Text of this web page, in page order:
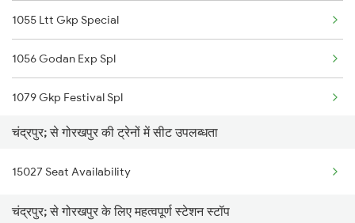
Chandrapura to Jasidih Trains
Chandrapura to Jolarpettai Trains
Chandrapura to Kharagpur Trains
Chandrapura to Kiul Trains
Chandrapura to Kishanganj Trains
1055 Ltt Gkp Special
1056 Godan Exp Spl
1079 Gkp Festival Spl
1080 Ltt Festivl Spl
1081 Ltt Gkp Special
1082 Gkp Ltt Exp Spl
चंद्रपुर; से गोरखपुर की ट्रेनों में सीट उपलब्धता
15027 Seat Availability
चंद्रपुर; से गोरखपुर के लिए महत्वपूर्ण स्टेशन स्टॉप